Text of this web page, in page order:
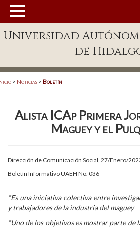
Enlaces
Patronato
Publicaciones en línea
Acreditación Internacional
Alumnado
Universidad
de
> Noticias > Boletín
Alista ICAp Primera
Maguey y el
Dirección de Comunicación Social, 27/Enero/
Boletín Informativo UAEH No. 036
*Es una iniciativa colectiva entre
y trabajadores de la industria del maguey
*Uno de los objetivos es mostrar parte de